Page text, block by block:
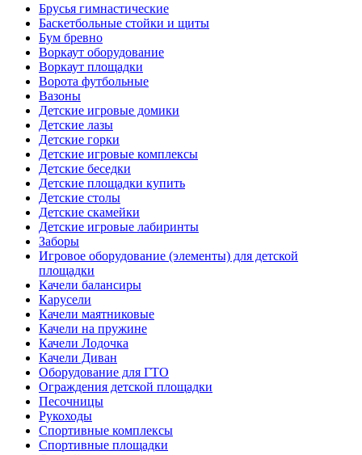
Брусья гимнастические
Баскетбольные стойки и щиты
Бум бревно
Воркаут оборудование
Воркаут площадки
Ворота футбольные
Вазоны
Детские игровые домики
Детские лазы
Детские горки
Детские игровые комплексы
Детские беседки
Детские площадки купить
Детские столы
Детские скамейки
Детские игровые лабиринты
Заборы
Игровое оборудование (элементы) для детской
площадки
Качели балансиры
Карусели
Качели маятниковые
Качели на пружине
Качели Лодочка
Качели Диван
Оборудование для ГТО
Ограждения детской площадки
Песочницы
Рукоходы
Спортивные комплексы
Спортивные площадки